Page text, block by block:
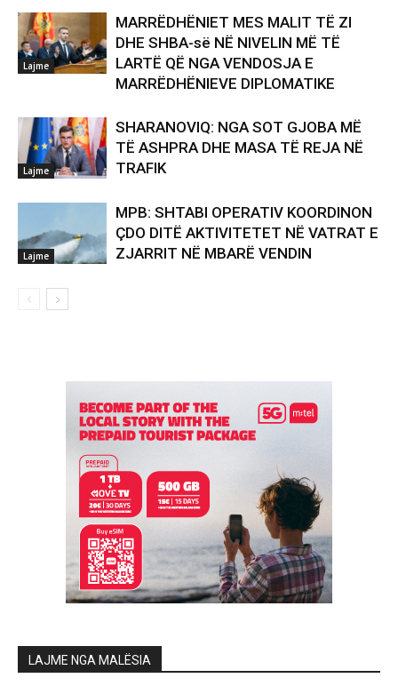
Lajme
MARRËDHËNIET MES MALIT TË ZI
DHE SHBA-së NË NIVELIN MË TË
LARTË QË NGA VENDOSJA E
MARRËDHËNIEVE DIPLOMATIKE
Lajme
SHARANOVIQ: NGA SOT GJOBA MË
TË ASHPRA DHE MASA TË REJA NË
TRAFIK
Lajme
MPB: SHTABI OPERATIV KOORDINON
ÇDO DITË AKTIVITETET NË VATRAT E
ZJARRIT NË MBARË VENDIN
LAJME NGA MALËSIA